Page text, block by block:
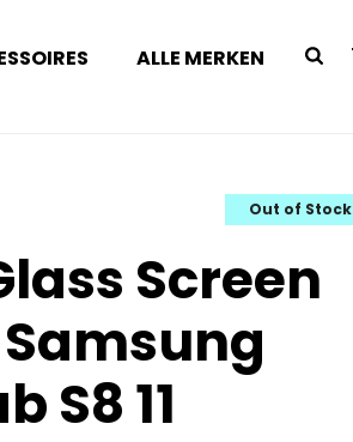
ALLE MERKEN
Out of Stock
Screen
S8 11